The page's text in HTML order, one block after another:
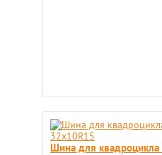
Шина для